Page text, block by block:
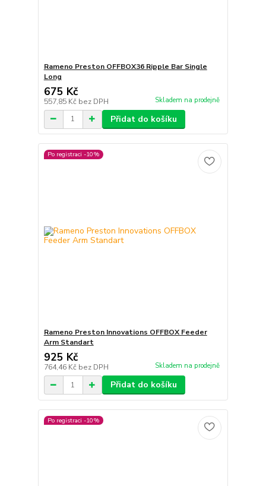
Rameno Preston OFFBOX36 Ripple Bar Single
Long
675 Kč
557,85 Kč bez DPH Skladem na prodejně
Přidat do košíku
Po registraci -10%
Rameno Preston Innovations OFFBOX Feeder
Arm Standart
925 Kč
764,46 Kč bez DPH Skladem na prodejně
Přidat do košíku
Po registraci -10%